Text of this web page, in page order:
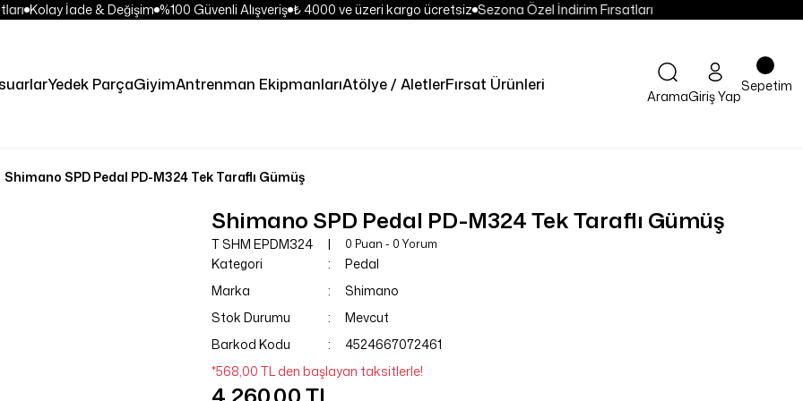
Kolay İade & Değişim %100 Güvenli Alışveriş ₺ 4000 ve üzeri kargo ücretsiz Sezona Özel İndirim Fırsatları
Yedek ParçaGiyimAntrenman EkipmanlarıAtölye / AletlerFırsat Ürünleri
AramaGiriş Yap
Sepetim
Shimano SPD Pedal PD-M324 Tek Taraflı Gümüş
Shimano SPD Pedal PD-M324 Tek Taraflı Gümüş
T SHM EPDM324 0 Puan - 0 Yorum
Kategori
Pedal
Marka
Shimano
Stok Durumu
Mevcut
Barkod Kodu
4524667072461
*568,00 TL den başlayan taksitlerle!